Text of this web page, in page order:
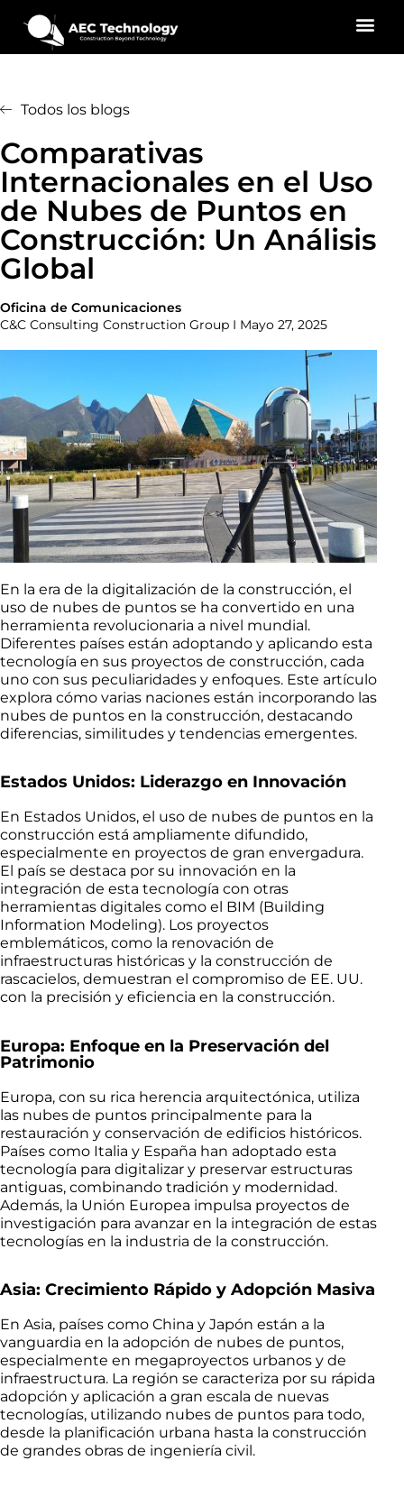
Todos los blogs
Comparativas
Internacionales en el Uso
de Nubes de Puntos en
Construcción: Un Análisis
Global
Oficina de Comunicaciones
C&C Consulting Construction Group I Mayo 27, 2025
En la era de la digitalización de la construcción, el
uso de nubes de puntos se ha convertido en una
herramienta revolucionaria a nivel mundial.
Diferentes países están adoptando y aplicando esta
tecnología en sus proyectos de construcción, cada
uno con sus peculiaridades y enfoques. Este artículo
explora cómo varias naciones están incorporando las
nubes de puntos en la construcción, destacando
diferencias, similitudes y tendencias emergentes.
Estados Unidos: Liderazgo en Innovación
En Estados Unidos, el uso de nubes de puntos en la
construcción está ampliamente difundido,
especialmente en proyectos de gran envergadura.
El país se destaca por su innovación en la
integración de esta tecnología con otras
herramientas digitales como el BIM (Building
Information Modeling). Los proyectos
emblemáticos, como la renovación de
infraestructuras históricas y la construcción de
rascacielos, demuestran el compromiso de EE. UU.
con la precisión y eficiencia en la construcción.
Europa: Enfoque en la Preservación del
Patrimonio
Europa, con su rica herencia arquitectónica, utiliza
las nubes de puntos principalmente para la
restauración y conservación de edificios históricos.
Países como Italia y España han adoptado esta
tecnología para digitalizar y preservar estructuras
antiguas, combinando tradición y modernidad.
Además, la Unión Europea impulsa proyectos de
investigación para avanzar en la integración de estas
tecnologías en la industria de la construcción.
Asia: Crecimiento Rápido y Adopción Masiva
En Asia, países como China y Japón están a la
vanguardia en la adopción de nubes de puntos,
especialmente en megaproyectos urbanos y de
infraestructura. La región se caracteriza por su rápida
adopción y aplicación a gran escala de nuevas
tecnologías, utilizando nubes de puntos para todo,
desde la planificación urbana hasta la construcción
de grandes obras de ingeniería civil.